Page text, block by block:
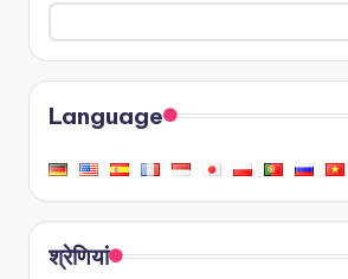
Language
श्रेणियां